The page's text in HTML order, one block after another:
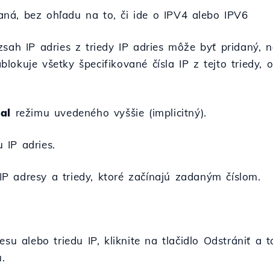
bez ohľadu na to, či ide o IPV4 alebo IPV6
IP adries z triedy IP adries môže byť pridaný,
všetky špecifikované čísla IP z tejto triedy,
režimu uvedeného vyššie (implicitný).
IP adries.
adresy a triedy, ktoré začínajú zadaným číslom.
alebo triedu IP, kliknite na tlačidlo Odstrániť a